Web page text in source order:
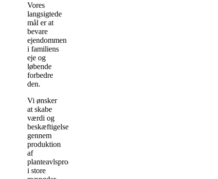
Vores
langsigtede
mål er at
bevare
ejendommen
i familiens
eje og
løbende
forbedre
den.
Vi ønsker
at skabe
værdi og
beskæftigelse
gennem
produktion
af
planteavlsprodukter
i store